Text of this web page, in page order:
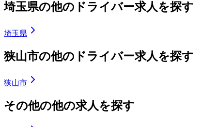
埼玉県の他のドライバー求人を探す
埼玉県
狭山市の他のドライバー求人を探す
狭山市
その他の他の求人を探す